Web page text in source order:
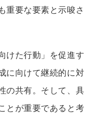
重要な要素と示唆さ
けた行動」を促進す
に向けて継続的に対
の共有。そして、具
とが重要であると考